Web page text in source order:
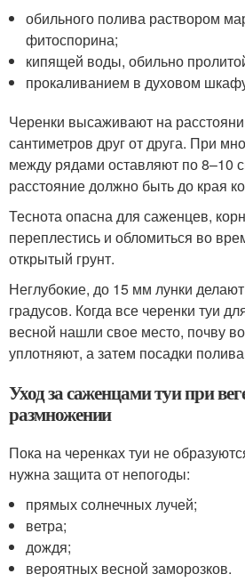
обильного полива раствором
фитоспорина;
кипящей воды, обильно
прокаливанием в духовом
Черенки высаживают на
сантиметров друг от друга. При
между рядами оставляют по 8–10
расстояние должно быть до края
Теснота опасна для саженцев,
переплестись и обломиться во
открытый грунт.
Неглубокие, до 15 мм лунки
градусов. Когда все черенки туи
весной нашли свое место, почву
уплотняют, а затем посадки
Уход за саженцами туи при
размножении
Пока на черенках туи не
нужна защита от непогоды:
прямых солнечных лучей;
ветра;
дождя;
вероятных весной заморозков.